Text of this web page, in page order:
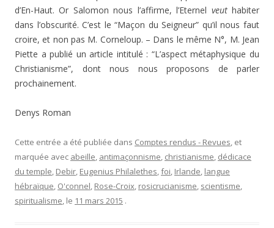
d’En-Haut. Or Salomon nous l’affirme, l’Eternel veuthabiter
dans l’obscurité. C’est le “Maçon du Seigneur” qu’il nous faut
croire, et non pas M. Corneloup. – Dans le même N°, M. Jean
Piette a publié un article intitulé : “L’aspect métaphysique du
Christianisme”, dont nous nous proposons de parler
prochainement.
Denys Roman
Cette entrée a été publiée dans Comptes rendus - Revues, et
marquée avec abeille, antimaçonnisme, christianisme, dédicace
du temple, Debir, Eugenius Philalethes,foi, Irlande, langue
hébraïque, O'connel, Rose-Croix, rosicrucianisme, scientisme,
spiritualisme, le 11 mars 2015 .